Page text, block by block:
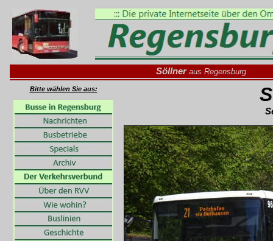
Söllner aus Regensburg
Bitte wählen Sie aus: